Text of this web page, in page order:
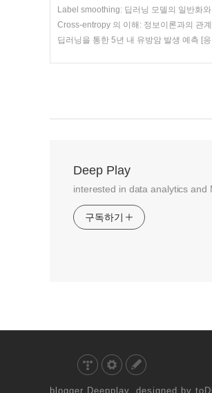
Label smoothing: 딥러닝 모델의 일반화
Cross-entropy 의 이해: 정보이론과의 관계
딥러닝을 통한 5년 내 유방암 발생 예측 [
Deep Play
interested in data analytics and
구독하기
Deepplay